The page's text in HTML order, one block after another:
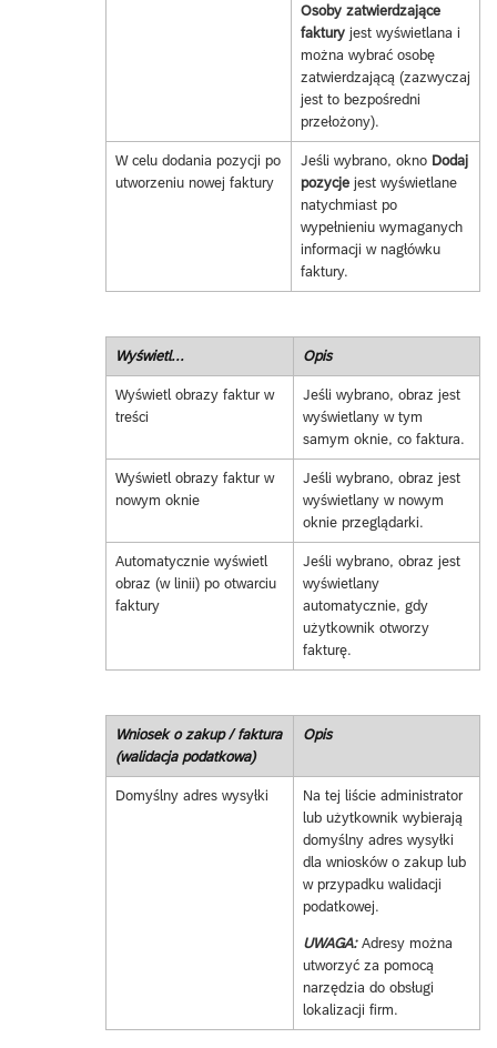
Osoby zatwierdzające
fakturyjest wyświetlana i
można wybrać osobę
zatwierdzającą (zazwyczaj
jest to bezpośredni
przełożony).
W celu dodania pozycji po
utworzeniu nowej faktury
Jeśli wybrano, okno Dodaj
pozycjejest wyświetlane
natychmiast po
wypełnieniu wymaganych
informacji w nagłówku
faktury.
Wyświetl... Opis
Wyświetl obrazy faktur w
treści
Jeśli wybrano, obraz jest
wyświetlany w tym
samym oknie, co faktura.
Wyświetl obrazy faktur w
nowym oknie
Jeśli wybrano, obraz jest
wyświetlany w nowym
oknie przeglądarki.
Automatycznie wyświetl
obraz (w linii) po otwarciu
faktury
Jeśli wybrano, obraz jest
wyświetlany
automatycznie, gdy
użytkownik otworzy
fakturę.
Wniosek o zakup / faktura
(walidacja podatkowa)
Opis
Domyślny adres wysyłki
Na tej liście administrator
lub użytkownik wybierają
domyślny adres wysyłki
dla wniosków o zakup lub
w przypadku walidacji
podatkowej.
UWAGA:Adresy można
utworzyć za pomocą
narzędzia do obsługi
lokalizacji firm.